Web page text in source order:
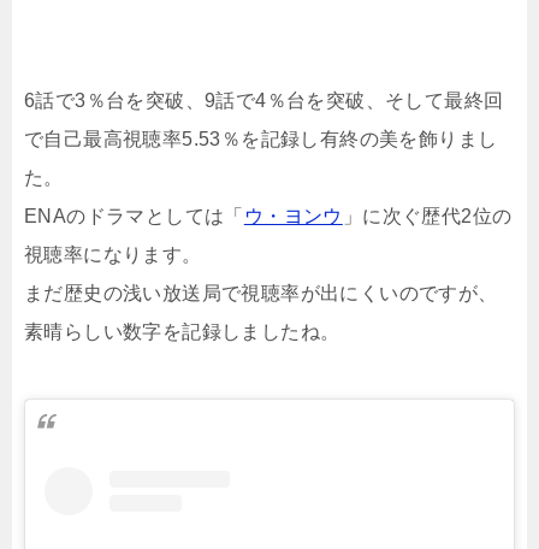
6話で3％台を突破、9話で4％台を突破、そして最終回
で自己最高視聴率5.53％を記録し有終の美を飾りまし
た。
ENAのドラマとしては「 ウ・ヨンウ 」に次ぐ歴代2位の
視聴率になります。
まだ歴史の浅い放送局で視聴率が出にくいのですが、
素晴らしい数字を記録しましたね。